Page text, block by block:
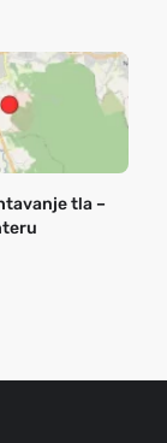
tla –